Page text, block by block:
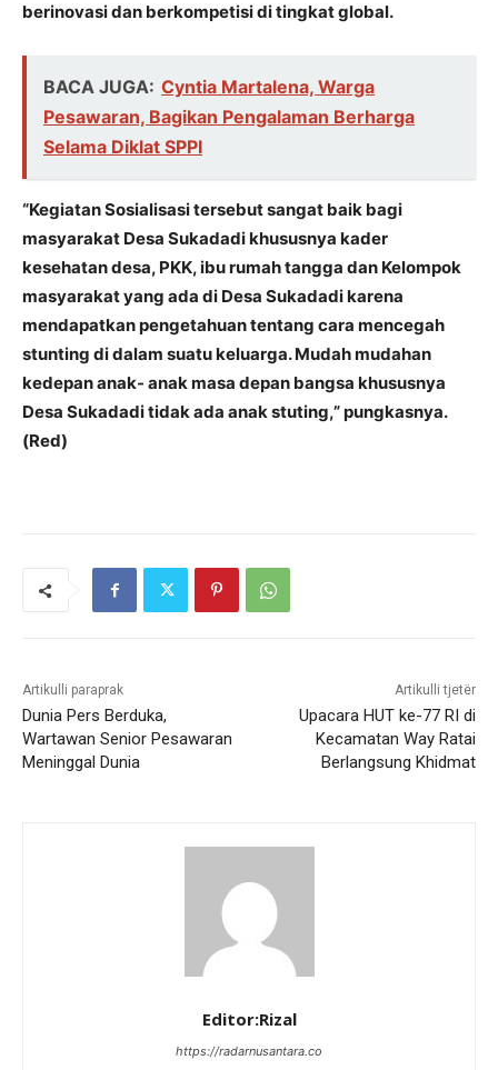
berinovasi dan berkompetisi di tingkat global.
BACA JUGA: Cyntia Martalena, Warga
Pesawaran, Bagikan Pengalaman Berharga
Selama Diklat SPPI
“Kegiatan Sosialisasi tersebut sangat baik bagi
masyarakat Desa Sukadadi khususnya kader
kesehatan desa, PKK, ibu rumah tangga dan Kelompok
masyarakat yang ada di Desa Sukadadi karena
mendapatkan pengetahuan tentang cara mencegah
stunting di dalam suatu keluarga. Mudah mudahan
kedepan anak- anak masa depan bangsa khususnya
Desa Sukadadi tidak ada anak stuting,” pungkasnya.
(Red)
Artikulli paraprak
Dunia Pers Berduka,
Wartawan Senior Pesawaran
Meninggal Dunia
Artikulli tjetër
Upacara HUT ke-77 RI di
Kecamatan Way Ratai
Berlangsung Khidmat
Editor:Rizal
https://radarnusantara.co